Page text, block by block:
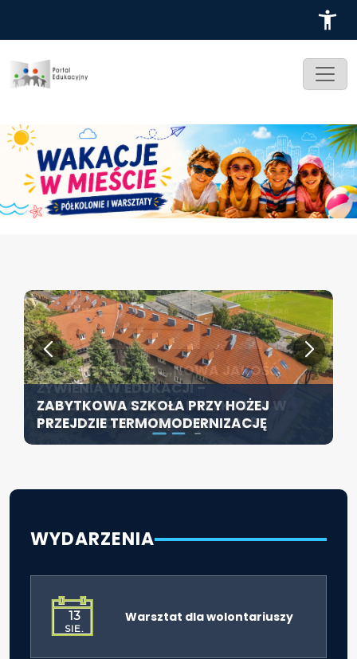
ZABYTKOWA SZKOŁA PRZY HOŻEJ
PRZEJDZIE TERMOMODERNIZACJĘ
KONFERENCJA PT. „NOWA JAKOŚĆ
ŻYWIENIA W EDUKACJI –
ODPOWIEDZIALNOŚĆ DYREKTORA W
ŚWIETLE ROZPORZĄDZENIA 2026”
SZCZECIN ROZWIJA EDUKACJĘ
WŁĄCZAJĄCĄ - NOWE
SPECJALISTYCZNE CENTRUM
ROZPOCZYNA DZIAŁALNOŚĆ
WYDARZENIA
13
SIE.
Warsztat dla wolontariuszy